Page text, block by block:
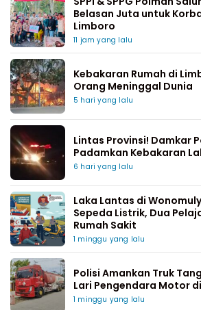
Belasan Juta untuk
Limboro
11 jam yang lalu
Kebakaran Rumah di
Orang Meninggal Dunia
5 hari yang lalu
Lintas Provinsi! Damkar
Padamkan Kebakaran
6 hari yang lalu
Laka Lantas di
Sepeda Listrik, Dua
Rumah Sakit
1 minggu yang lalu
Polisi Amankan Truk
Lari Pengendara Motor
1 minggu yang lalu